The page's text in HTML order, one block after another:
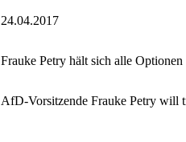
24.04.2017
Frauke Petry hält sich alle
AfD-Vorsitzende Frauke Petry will